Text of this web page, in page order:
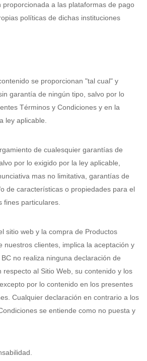
proporcionada a las plataformas de pago
políticas de dichas instituciones
se proporcionan "tal cual" y
garantía de ningún tipo, salvo por lo
Términos y Condiciones y en la
ley aplicable.
de cualesquier garantías de
por lo exigido por la ley aplicable,
mas no limitativa, garantías de
de características o propiedades para el
fines particulares.
sitio web y la compra de Productos
nuestros clientes, implica la aceptación y
no realiza ninguna declaración de
respecto al Sitio Web, su contenido y los
por lo contenido en los presentes
Cualquier declaración en contrario a los
se entiende como no puesta y